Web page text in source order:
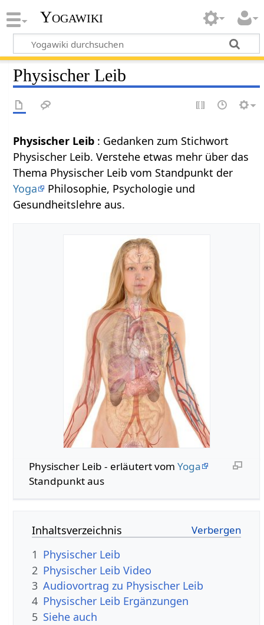
Yogawiki
Physischer Leib
Physischer Leib : Gedanken zum Stichwort
Physischer Leib. Verstehe etwas mehr über das
Thema Physischer Leib vom Standpunkt der
Yoga
Philosophie, Psychologie und
Gesundheitslehre aus.
Physischer Leib - erläutert vom Yoga
Standpunkt aus
Inhaltsverzeichnis
1 Physischer Leib
2 Physischer Leib Video
3 Audiovortrag zu Physischer Leib
4 Physischer Leib Ergänzungen
5 Siehe auch